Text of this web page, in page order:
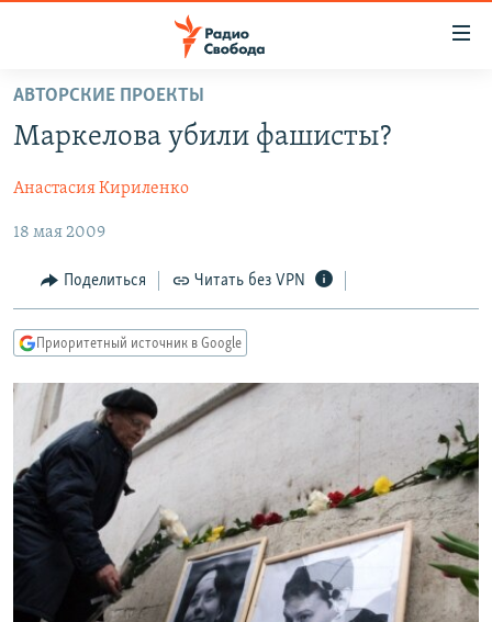
упрощенного
доступа
содержанию
Вернутся
главной
навигации
Вернутся
поиску
ПОДКАСТЫ
АВТОРСКИЕ ПРОЕКТЫ
ЦИТАТЫ СВОБОДЫ
МНЕНИЯ
КУЛЬТУРА
IDEL.РЕАЛИИ
КАВКАЗ.РЕАЛИИ
СЕВЕР.РЕАЛИИ
СИБИРЬ.РЕАЛИИ
РАСПИСАНИЕ ВЕЩАНИЯ
ПОДПИШИТЕСЬ НА РАССЫЛКУ
СОЦИАЛЬНЫЕ СЕТИ
АВТОРСКИЕ ПРОЕКТЫ
Маркелова убили фашисты?
Анастасия Кириленко
18 мая 2009
Поделиться Читать без VPN
Приоритетный источник в Google